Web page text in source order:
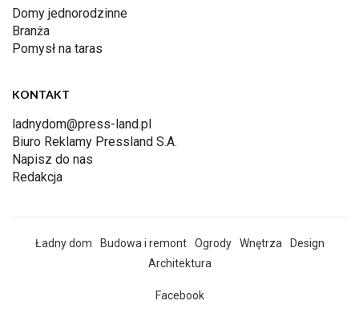
Domy jednorodzinne
Branża
Pomysł na taras
KONTAKT
ladnydom@press-land.pl
Biuro Reklamy Pressland S.A.
Napisz do nas
Redakcja
Ładny dom Budowa i remont Ogrody Wnętrza
Design
Architektura
Facebook